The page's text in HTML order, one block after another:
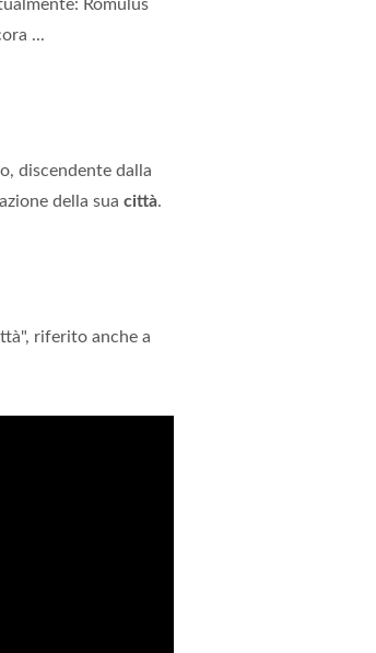
Romulus
...
discendente dalla
della sua città.
riferito anche a